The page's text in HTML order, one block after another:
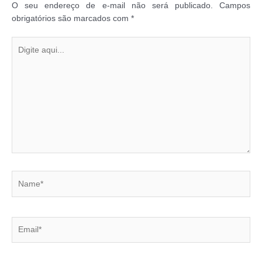
O seu endereço de e-mail não será publicado.
Campos
obrigatórios são marcados com *
aqui...